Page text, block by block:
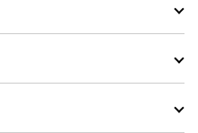
легко
чистоту
загруженность.